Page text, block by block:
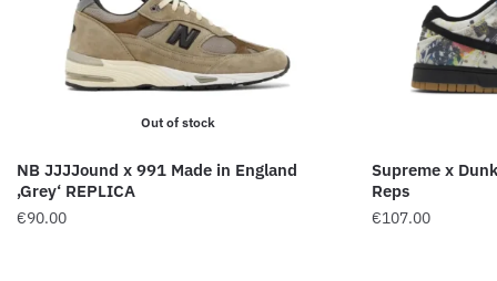
Out of stock
NB JJJJound x 991 Made in England
‚Grey‘ REPLICA
€90.00
Supreme x
Reps
€107.00